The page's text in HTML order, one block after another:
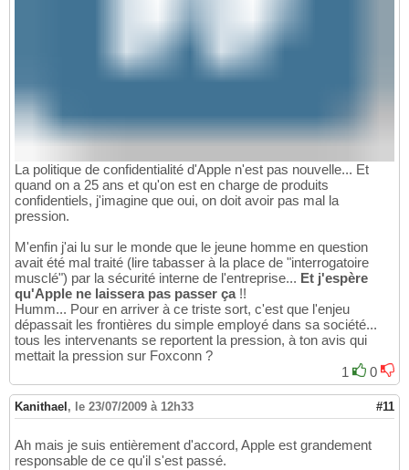
La politique de confidentialité d'Apple n'est pas nouvelle... Et
quand on a 25 ans et qu'on est en charge de produits
confidentiels, j'imagine que oui, on doit avoir pas mal la
pression.
M'enfin j'ai lu sur le monde que le jeune homme en question
avait été mal traité (lire tabasser à la place de "interrogatoire
musclé") par la sécurité interne de l'entreprise... Et j'espère
qu'Apple ne laissera pas passer ça !!
Humm... Pour en arriver à ce triste sort, c'est que l'enjeu
dépassait les frontières du simple employé dans sa société...
tous les intervenants se reportent la pression, à ton avis qui
mettait la pression sur Foxconn ?
1
0
Kanithael , le 23/07/2009 à 12h33 #11
Ah mais je suis entièrement d'accord, Apple est grandement
responsable de ce qu'il s'est passé.